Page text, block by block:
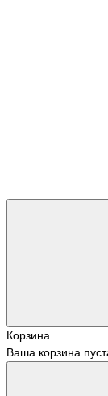
Корзина
Ваша корзина